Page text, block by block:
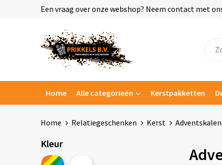
Een vraag over onze webshop? Neem contact met
Home Alle categorieën Kerstpakketten
Home Relatiegeschenken Kerst
Kleur